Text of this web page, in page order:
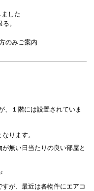
した
。
のみご案内
、１階には設置されていま
ります。
無い日当たりの良い部屋と
が、最近は各物件にエアコ